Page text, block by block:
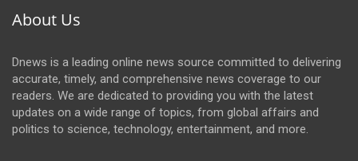
About Us
Dnews is a leading online news source committed to delivering
accurate, timely, and comprehensive news coverage to our
readers. We are dedicated to providing you with the latest
updates on a wide range of topics, from global affairs and
politics to science, technology, entertainment, and more.